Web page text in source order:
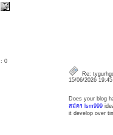
: 0
Re:
15/06/2026
Does your blog
สมัคร lsm999
it develop over